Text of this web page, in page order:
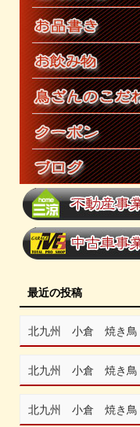
最近の投稿
北九州 小倉 焼き
北九州 小倉 焼き
北九州 小倉 焼き